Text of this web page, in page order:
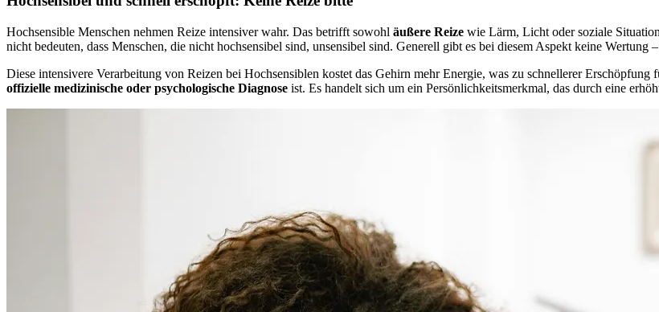
Hochsensible Menschen nehmen Reize intensiver wahr. Das betrifft sowohl äußere Reize wie Lärm, Licht oder soziale
nicht bedeuten, dass Menschen, die nicht hochsensibel sind, unsensibel sind. Generell gibt es bei diesem Aspekt keine Wertung
Diese intensivere Verarbeitung von Reizen bei Hochsensiblen kostet das Gehirn mehr Energie, was zu schnellerer
offizielle medizinische oder psychologische Diagnose ist. Es handelt sich um ein Persönlichkeitsmerkmal, das durch eine